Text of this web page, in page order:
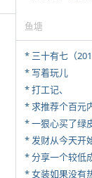
鱼塘
* 三十有七（
* 写着玩儿
* 打工记、
* 求推荐个百元
* 一狠心买了绿
* 发财从今天开
* 分享一个较低
* 女装如果没有